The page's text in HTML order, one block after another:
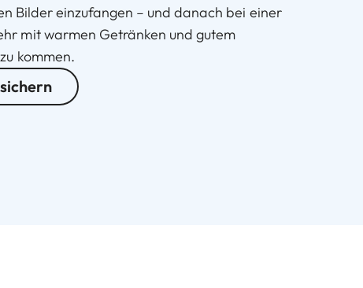
Bilder einzufangen – und danach bei einer
mit warmen Getränken und gutem
kommen.